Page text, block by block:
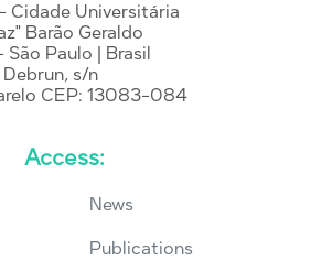
Cidade Universitária
Barão Geraldo
Paulo | Brasil
s/n
CEP: 13083-084
Access:
News
Publications